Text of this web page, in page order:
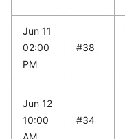
Jun 11
02:00
PM
#38
Jun 12
10:00
AM
#34